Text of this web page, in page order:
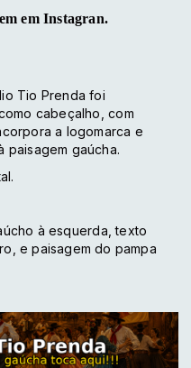
em Instagran.
Tio Prenda foi
cabeçalho, com
a logomarca e
paisagem gaúcha.
à esquerda, texto
e paisagem do pampa